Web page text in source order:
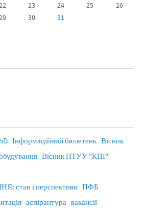
23 24 25
26
30
31
Інформаційний бюлетень Вісник
Вісник НТУУ "КПІ"
стан і перспективи ПФБ
аспірантура вакансії